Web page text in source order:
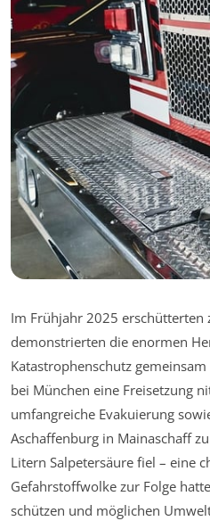
Im Frühjahr 2025 erschütterten
demonstrierten die enormen
Katastrophenschutz
bei München eine Freisetzung
umfangreiche Evakuierung
Aschaffenburg in Mainaschaff
Litern Salpetersäure fiel – eine
Gefahrstoffwolke zur Folge
schützen und möglichen